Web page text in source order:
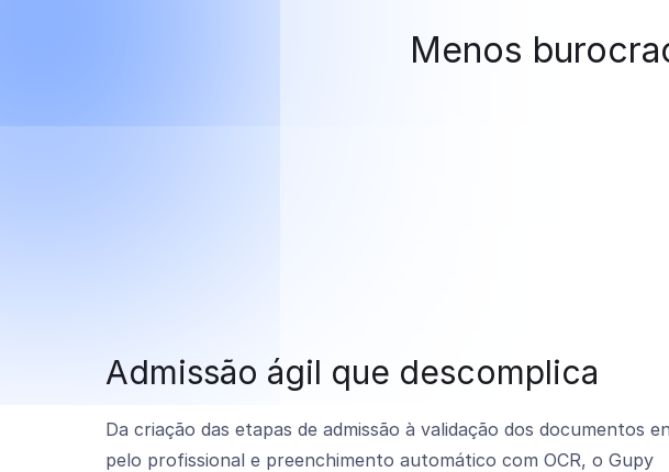
Menos
Admissão ágil que descomplica
Da criação das etapas de admissão à validação dos documentos
pelo profissional e preenchimento automático com OCR, o Gupy